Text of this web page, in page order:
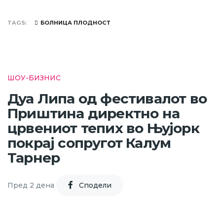
TAGS БОЛНИЦА ПЛОДНОСТ
ШОУ-БИЗНИС
Дуа Липа од фестивалот во
Приштина директно на
црвениот тепих во Њујорк
покрај сопругот Калум
Тарнер
Пред 2 дена Cподели